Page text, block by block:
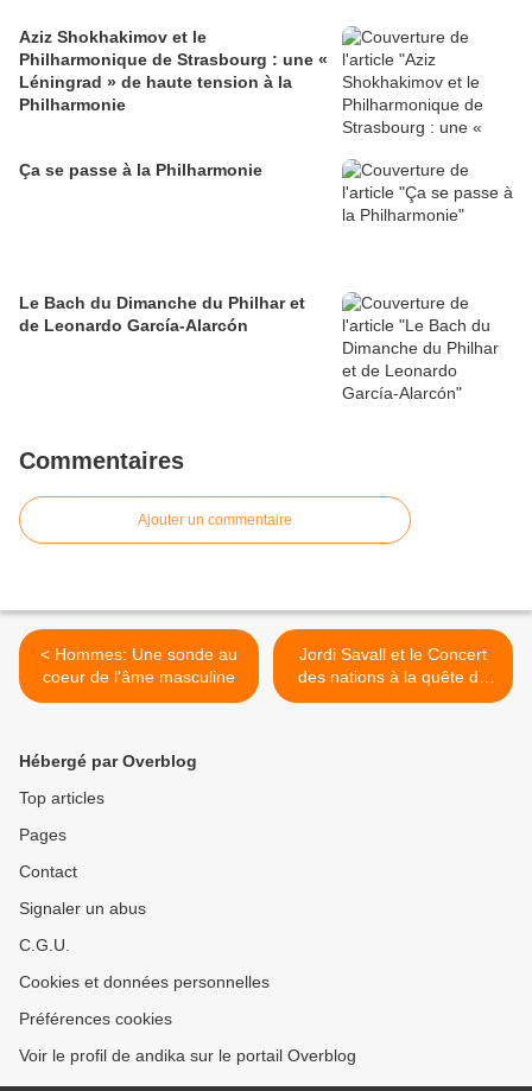
Aziz Shokhakimov et le
Philharmonique de Strasbourg : une «
Léningrad » de haute tension à la
Philharmonie
Ça se passe à la Philharmonie
Le Bach du Dimanche du Philhar et
de Leonardo García-Alarcón
Commentaires
Ajouter un commentaire
< Hommes: Une sonde au
coeur de l'âme masculine
Jordi Savall et le Concert
des nations à la quête du
Beethoven authentique
Hébergé par Overblog
Top articles
Pages
Contact
Signaler un abus
C.G.U.
Cookies et données personnelles
Préférences cookies
Voir le profil de andika sur le portail Overblog